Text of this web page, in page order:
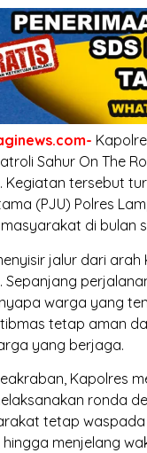
Sahur On The
Kegiatan tersebut
(PJU) Polres
di bulan
jalur dari
Sepanjang
warga yang
tetap aman
yang berjaga.
Kapolres
ronda
tetap
menjelang